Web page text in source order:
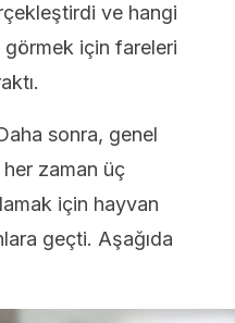
ve hangi
görmek için fareleri
sonra, genel
zaman üç
için hayvan
geçti. Aşağıda